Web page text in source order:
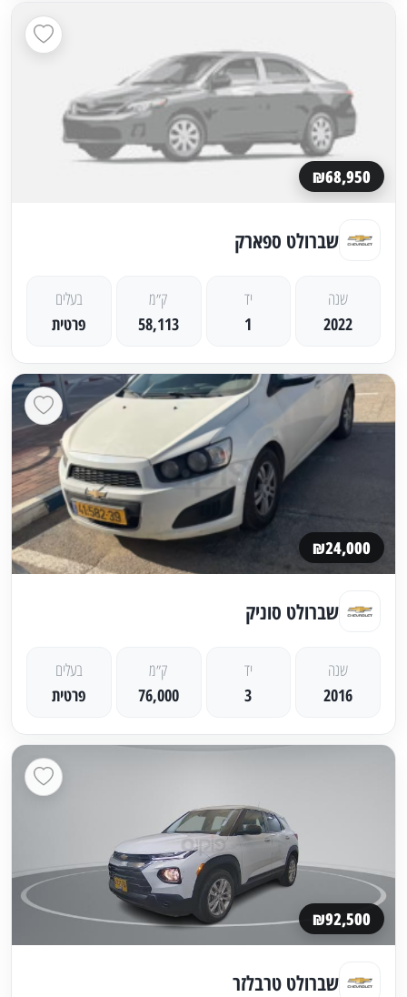
₪68,950
שברולט ספארק
שנה
2022
יד
1
ק״מ
58,113
בעלים
פרטית
₪24,000
שברולט סוניק
שנה
2016
יד
3
ק״מ
76,000
בעלים
פרטית
₪92,500
שברולט טרבלזר